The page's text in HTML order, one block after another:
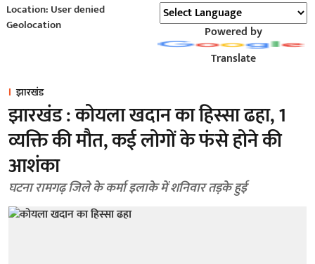
Location: User denied
Geolocation
Powered by
Translate
झारखंड
झारखंड : कोयला खदान का हिस्सा ढहा, 1
व्यक्ति की मौत, कई लोगों के फंसे होने की
आशंका
घटना रामगढ़ जिले के कर्मा इलाके में शनिवार तड़के हुई